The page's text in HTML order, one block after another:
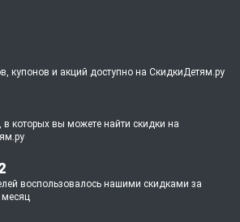
купонов и акций доступно на СкидкиДетям.ру
в которых вы можете найти скидки на
воспользовалось нашими скидками за